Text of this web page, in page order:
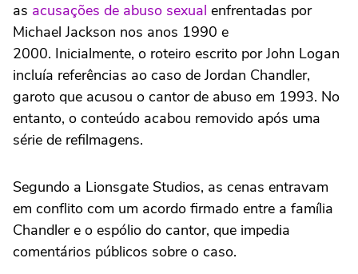
as acusações de abuso sexual enfrentadas por
Michael Jackson nos anos 1990 e
2000. Inicialmente, o roteiro escrito por John Logan
incluía referências ao caso de Jordan Chandler,
garoto que acusou o cantor de abuso em 1993. No
entanto, o conteúdo acabou removido após uma
série de refilmagens.
Segundo a Lionsgate Studios, as cenas entravam
em conflito com um acordo firmado entre a família
Chandler e o espólio do cantor, que impedia
comentários públicos sobre o caso.